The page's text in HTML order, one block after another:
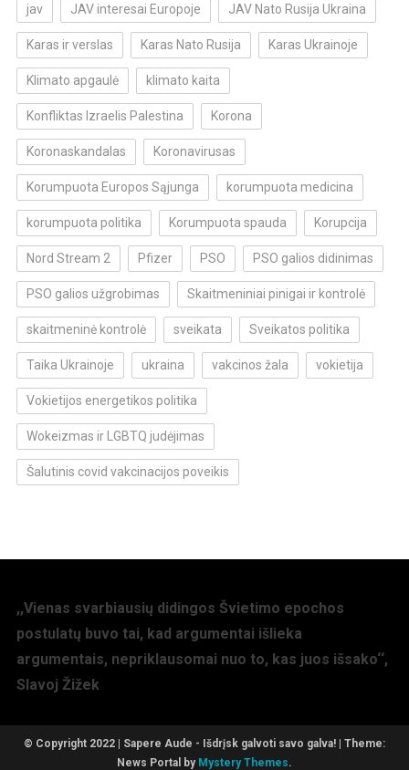
jav JAV interesai Europoje JAV Nato Rusija Ukraina
Karas ir verslas Karas Nato Rusija Karas Ukrainoje
Klimato apgaulė klimato kaita
Konfliktas Izraelis Palestina Korona
Koronaskandalas Koronavirusas
Korumpuota Europos Sąjunga korumpuota medicina
korumpuota politika Korumpuota spauda Korupcija
Nord Stream 2 Pfizer PSO PSO galios didinimas
PSO galios užgrobimas Skaitmeniniai pinigai ir kontrolė
skaitmeninė kontrolė sveikata Sveikatos politika
Taika Ukrainoje ukraina vakcinos žala vokietija
Vokietijos energetikos politika
Wokeizmas ir LGBTQ judėjimas
Šalutinis covid vakcinacijos poveikis
,,Vienas svarbiausių didingos Švietimo epochos
postulatų buvo tai, kad argumentai išlieka
argumentais, nepriklausomai nuo to, kas juos išsako‘‘,
Slavoj Žižek
© Copyright 2022 | Sapere Aude - Išdrįsk galvoti savo galva! | Theme:
News Portal by Mystery Themes.